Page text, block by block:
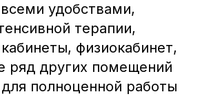
удобствами,
терапии,
физиокабинет,
ряд других помещений
полноценной работы